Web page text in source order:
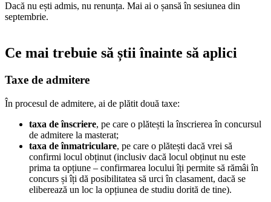
Dacă nu ești admis, nu renunța. Mai ai o șansă în sesiunea din
septembrie.
Ce mai trebuie să știi înainte să aplici
Taxe de admitere
În procesul de admitere, ai de plătit două taxe:
taxa de înscriere, pe care o plătești la înscrierea în concursul
de admitere la masterat;
taxa de înmatriculare, pe care o plătești dacă vrei să
confirmi locul obținut (inclusiv dacă locul obținut nu este
prima ta opțiune – confirmarea locului îți permite să rămâi în
concurs și îți dă posibilitatea să urci în clasament, dacă se
eliberează un loc la opțiunea de studiu dorită de tine).